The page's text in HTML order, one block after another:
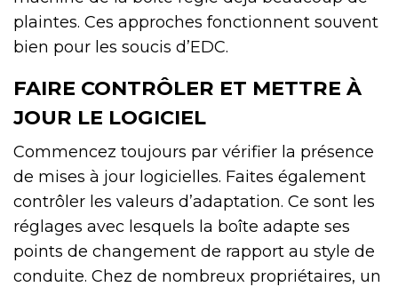
plaintes. Ces approches fonctionnent souvent
bien pour les soucis d’EDC.
FAIRE CONTRÔLER ET METTRE À
JOUR LE LOGICIEL
Commencez toujours par vérifier la présence
de mises à jour logicielles. Faites également
contrôler les valeurs d’adaptation. Ce sont les
réglages avec lesquels la boîte adapte ses
points de changement de rapport au style de
conduite. Chez de nombreux propriétaires, un